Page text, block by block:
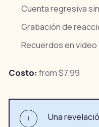
Cuenta regresiva
Grabación de
Recuerdos en
Costo:from $7.99
i
Una